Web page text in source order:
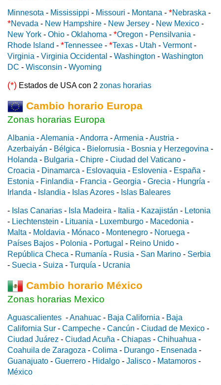
Minnesota - Mississippi - Missouri - Montana - *Nebraska -
*Nevada - New Hampshire - New Jersey - New Mexico -
New York - Ohio - Oklahoma - *Oregon - Pensilvania -
Rhode Island - *Tennessee - *Texas - Utah - Vermont-
Virginia - Virginia Occidental - Washington - Washington
DC - Wisconsin - Wyoming
(*) Estados de USA con 2 zonas horarias
Cambio horario Europa
Zonas horarias Europa
Albania -Alemania -Andorra -Armenia -Austria -
Azerbaiyán - Bélgica - Bielorrusia - Bosnia y Herzegovina -
Holanda - Bulgaria - Chipre - Ciudad del Vaticano -
Croacia - Dinamarca - Eslovaquia - Eslovenia - España -
Estonia - Finlandia - Francia - Georgia - Grecia - Hungría -
Irlanda - Islandia - Islas Azores - Islas Baleares
- Islas Canarias - Isla Madeira - Italia - Kazajistán - Letonia
- Liechtenstein - Lituania - Luxemburgo - Macedonia -
Malta - Moldavia - Mónaco - Montenegro - Noruega -
Países Bajos - Polonia - Portugal - Reino Unido -
República Checa - Rumanía - Rusia - San Marino - Serbia
- Suecia - Suiza - Turquía - Ucrania
Cambio horario México
Zonas horarias Mexico
Aguascalientes -Anahuac - Baja California - Baja
California Sur - Campeche - Cancún - Ciudad de Mexico -
Ciudad Juárez - Ciudad Acuña - Chiapas - Chihuahua -
Coahuila de Zaragoza - Colima - Durango - Ensenada -
Guanajuato - Guerrero - Hidalgo - Jalisco - Matamoros -
México